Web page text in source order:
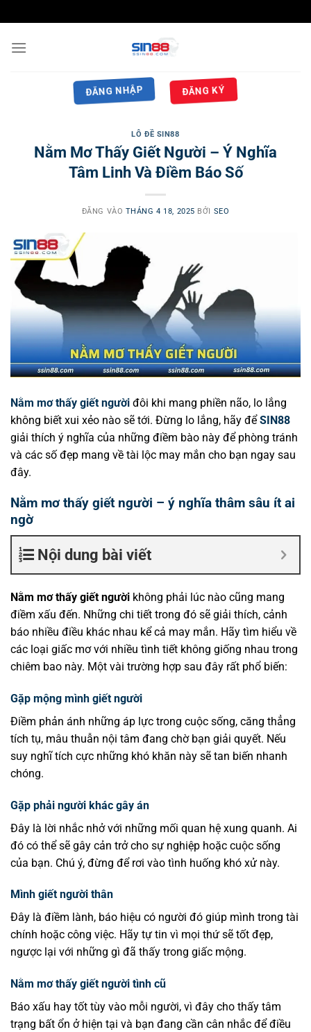
qua
nội
ĐĂNG NHẬP ĐĂNG KÝ
LÔ ĐỀ SIN88
Nằm Mơ Thấy Giết Người – Ý Nghĩa
Tâm Linh Và Điềm Báo Số
ĐĂNG VÀO THÁNG 4 18, 2025 BỞI SEO
Nằm mơ thấy giết người đôi khi mang phiền não, lo lắng
không biết xui xẻo nào sẽ tới. Đừng lo lắng, hãy đểSIN88
giải thích ý nghĩa của những điềm bào này để phòng tránh
và các số đẹp mang về tài lộc may mắn cho bạn ngay sau
đây.
Nằm mơ thấy giết người – ý nghĩa thâm sâu ít ai
ngờ
Nội dung bài viết
Nằm mơ thấy giết người không phải lúc nào cũng mang
điềm xấu đến. Những chi tiết trong đó sẽ giải thích, cảnh
báo nhiều điều khác nhau kể cả may mắn. Hãy tìm hiểu về
các loại giấc mơ với nhiều tình tiết không giống nhau trong
chiêm bao này. Một vài trường hợp sau đây rất phổ biến:
Gặp mộng mình giết người
Điềm phản ánh những áp lực trong cuộc sống, căng thẳng
tích tụ, mâu thuẫn nội tâm đang chờ bạn giải quyết. Nếu
suy nghĩ tích cực những khó khăn này sẽ tan biến nhanh
chóng.
Gặp phải người khác gây án
Đây là lời nhắc nhở với những mối quan hệ xung quanh. Ai
đó có thể sẽ gây cản trở cho sự nghiệp hoặc cuộc sống
của bạn. Chú ý, đừng để rơi vào tình huống khó xử này.
Mình giết người thân
Đây là điềm lành, báo hiệu có người đó giúp mình trong tài
chính hoặc công việc. Hãy tự tin vì mọi thứ sẽ tốt đẹp,
ngược lại với những gì đã thấy trong giấc mộng.
Nằm mơ thấy giết người tình cũ
Báo xấu hay tốt tùy vào mỗi người, vì đây cho thấy tâm
trạng bất ổn ở hiện tại và bạn đang cần cân nhắc để điều